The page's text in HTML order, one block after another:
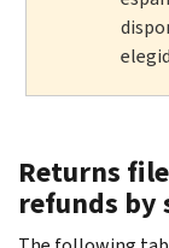
Returns
refunds by